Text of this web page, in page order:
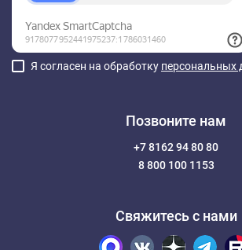
Я согласен на обработку персональных
Позвоните нам
+7 8162 94 80 80
8 800 100 1153
Свяжитесь с нами